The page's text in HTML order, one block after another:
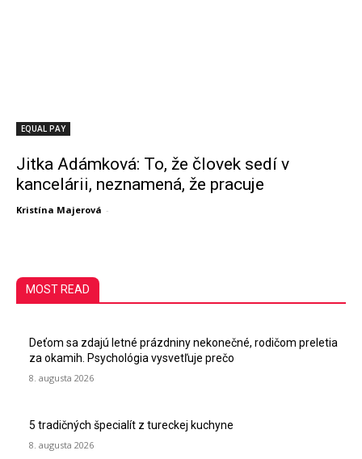
EQUAL PAY
Jitka Adámková: To, že človek sedí v
kancelárii, neznamená, že pracuje
Kristína Majerová -
MOST READ
Deťom sa zdajú letné prázdniny nekonečné, rodičom preletia
za okamih. Psychológia vysvetľuje prečo
8. augusta 2026
5 tradičných špecialít z tureckej kuchyne
8. augusta 2026